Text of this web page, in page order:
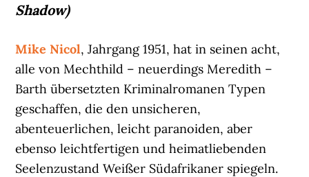
Shadow)
Mike Nicol, Jahrgang 1951, hat in seinen acht,
alle von Mechthild – neuerdings Meredith –
Barth übersetzten Kriminalromanen Typen
geschaffen, die den unsicheren,
abenteuerlichen, leicht paranoiden, aber
ebenso leichtfertigen und heimatliebenden
Seelenzustand Weißer Südafrikaner spiegeln.